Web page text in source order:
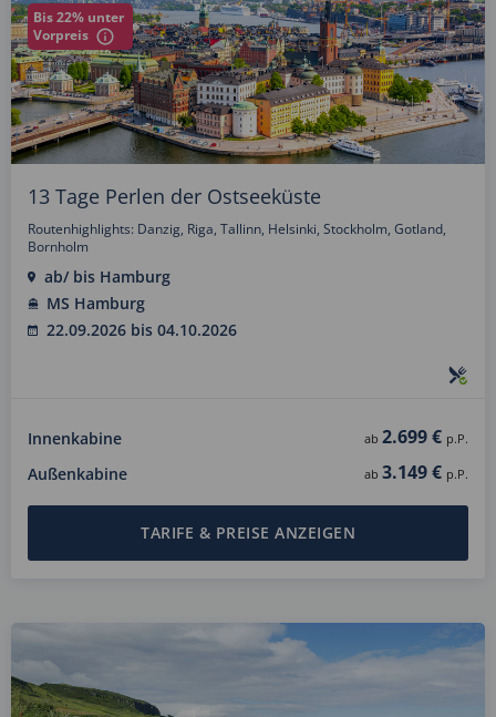
Bis 22% unter
Vorpreis
13 Tage Perlen der Ostseeküste
Routenhighlights: Danzig, Riga, Tallinn, Helsinki, Stockholm, Gotland,
Bornholm
ab/ bis Hamburg
MS Hamburg
22.09.2026 bis 04.10.2026
Innenkabine ab 2.699 € p.P.
Außenkabine ab 3.149 € p.P.
TARIFE & PREISE ANZEIGEN